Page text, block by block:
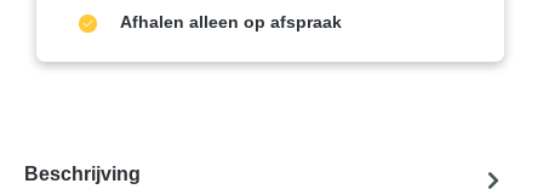
Afhalen alleen op afspraak
Beschrijving